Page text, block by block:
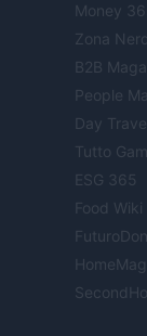
Money
Zona Nerd
B2B
People
Day
Tutto
ESG 365
Food Wiki